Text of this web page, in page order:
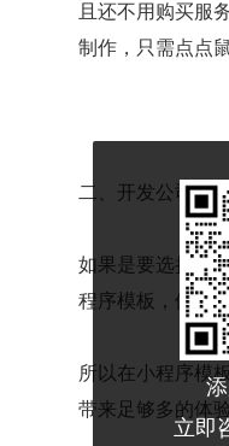
且还不用购买服
制作，只需点点
二、开发公司
如果是要选择相
程序模板，他们
所以在小程序模
带来足够多的体验
立即